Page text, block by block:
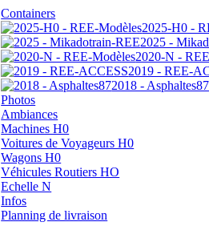
Containers
2025-H0 -
2025 -
2020-N -
2019 - REE-
2018 - Asphaltes87
Photos
Ambiances
Machines H0
Voitures de Voyageurs H0
Wagons H0
Véhicules Routiers HO
Echelle N
Infos
Planning de livraison